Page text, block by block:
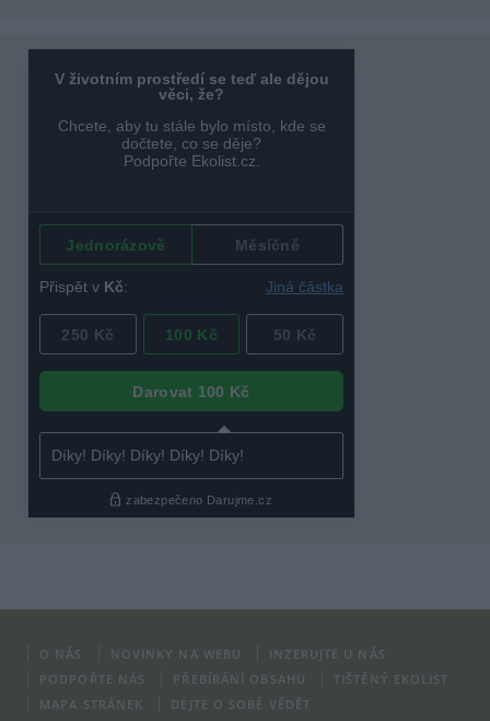
O NÁS NOVINKY NA WEBU
INZERUJTE U NÁS
PODPOŘTE NÁS
PŘEBÍRÁNÍ OBSAHU
TIŠTĚNÝ EKOLIST
MAPA STRÁNEK
DEJTE O SOBĚ VĚDĚT